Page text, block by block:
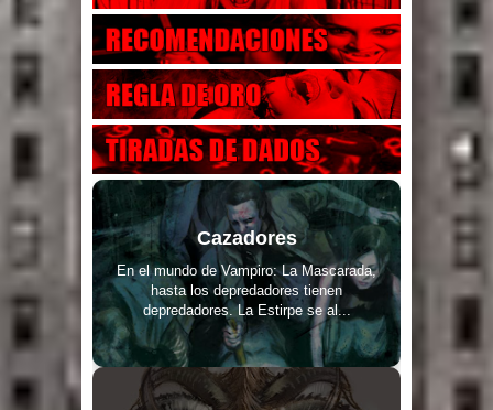
Cazadores
En el mundo de Vampiro: La Mascarada,
hasta los depredadores tienen
depredadores. La Estirpe se al...